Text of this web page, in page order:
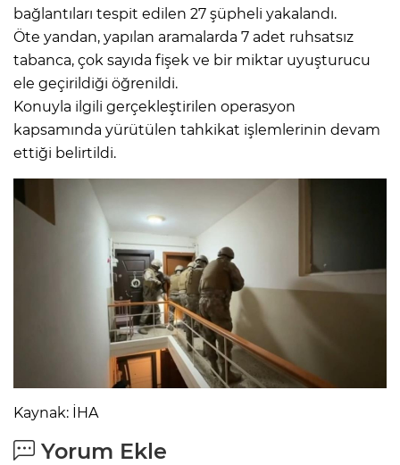
bağlantıları tespit edilen 27 şüpheli yakalandı.
Öte yandan, yapılan aramalarda 7 adet ruhsatsız
tabanca, çok sayıda fişek ve bir miktar uyuşturucu
ele geçirildiği öğrenildi.
Konuyla ilgili gerçekleştirilen operasyon
kapsamında yürütülen tahkikat işlemlerinin devam
ettiği belirtildi.
Kaynak: İHA
Yorum Ekle